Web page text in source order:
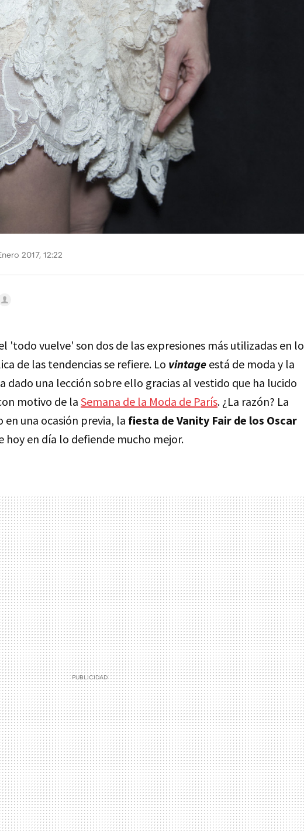
2017, 12:22
'todo vuelve' son dos de las expresiones más utilizadas en lo
de las tendencias se refiere. Lo vintage está de moda y la
dado una lección sobre ello gracias al vestido que ha lucido
motivo de laSemana de la Moda de París. ¿La razón? La
una ocasión previa, la fiesta de Vanity Fair de los Oscar
hoy en día lo defiende mucho mejor.